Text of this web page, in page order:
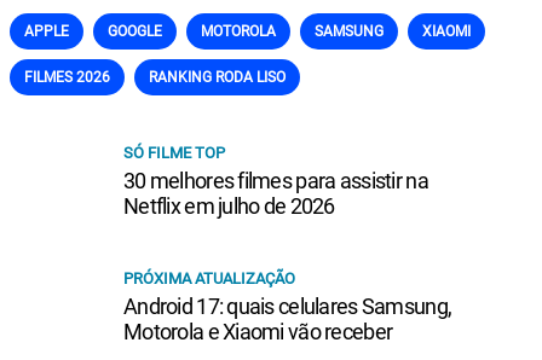
APPLE GOOGLE MOTOROLA SAMSUNG XIAOMI
FILMES 2026 RANKING RODA LISO
SÓ FILME TOP
30 melhores filmes para assistir na
Netflix em julho de 2026
PRÓXIMA ATUALIZAÇÃO
Android 17: quais celulares Samsung,
Motorola e Xiaomi vão receber